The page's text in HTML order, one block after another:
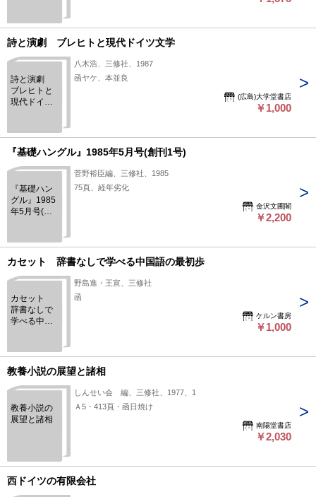
詩と演劇 ブレヒトと現代ドイツ文学
詩と演劇
ブレヒトと
現代ドイツ
八木浩、三修社、1987
函ヤケ、本並良
(広島)大学堂書店
￥1,000
『基礎ハングル』1985年5月号(創刊1号)
『基礎ハン
グル』1985
年5月号(創
菅野裕臣編、三修社、1985
75頁、経年劣化
金沢文圃閣
￥2,200
カセット 辞書なしで学べる中国語の最初歩
カセット
辞書なしで
学べる中国
野島進・王宣、三修社
函
ケルン書房
￥1,000
教養小説の展望と諸相
教養小説の
展望と諸相
しんせい会 編、三修社、1977、1
Ａ5・413頁・函日焼け
南陽堂書店
￥2,030
西ドイツの有限会社